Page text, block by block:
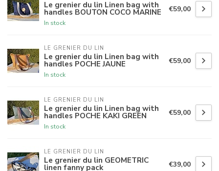
Le grenier du lin Linen bag with
handles BOUTON COCO MARINE
In stock
€59,00
LE GRENIER DU LIN
Le grenier du lin Linen bag with
handles POCHE JAUNE
In stock
€59,00
LE GRENIER DU LIN
Le grenier du lin Linen bag with
handles POCHE KAKI GREEN
In stock
€59,00
LE GRENIER DU LIN
Le grenier du lin GEOMETRIC
linen fanny pack €39,00